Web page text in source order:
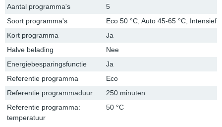
Aantal programma's
5
Soort programma's
Eco 50 °C, Auto 45-65 °C, Intensief
Kort programma
Ja
Halve belading
Nee
Energiebesparingsfunctie
Ja
Referentie programma
Eco
Referentie programmaduur
250 minuten
Referentie programma:
temperatuur
50 °C